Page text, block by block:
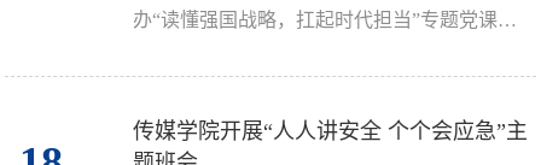
办“读懂强国战略，扛起时代担当”专题党课。
传媒学院开展“人人讲安全 个个会应急”主